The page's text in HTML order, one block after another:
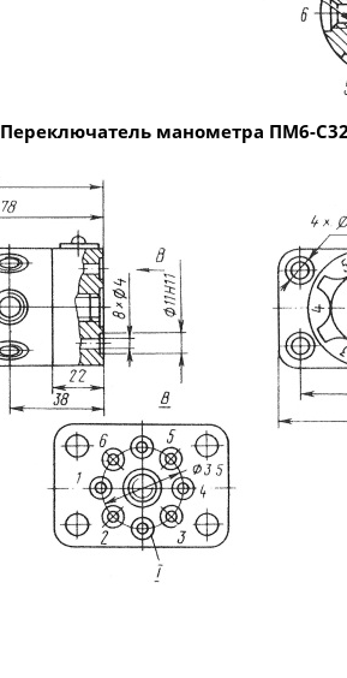
Переключатель манометра ПМ6-